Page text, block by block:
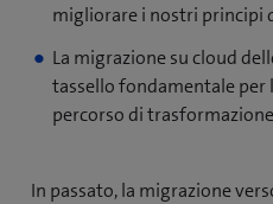
migliorare i nostri principi
La migrazione su cloud
tassello fondamentale per
percorso di
In passato, la migrazione